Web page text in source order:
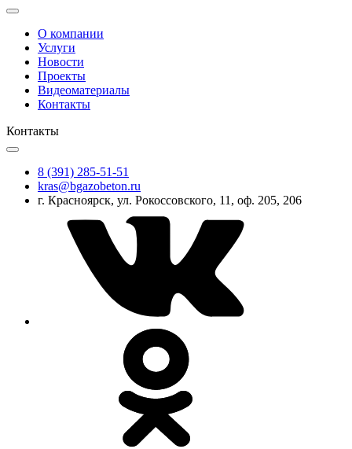
О компании
Услуги
Новости
Проекты
Видеоматериалы
Контакты
Контакты
8 (391) 285-51-51
kras@bgazobeton.ru
г. Красноярск, ул. Рокоссовского, 11, оф. 205, 206